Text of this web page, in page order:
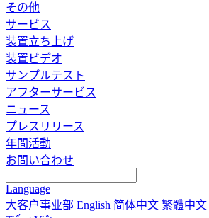
その他
サービス
装置立ち上げ
装置ビデオ
サンプルテスト
アフターサービス
ニュース
プレスリリース
年間活動
お問い合わせ
Language
大客户事业部 English 简体中文 繁體中文